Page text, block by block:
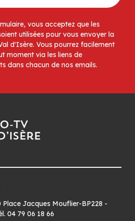
vous acceptez que les
utilisées pour vous envoyer la
d'Isère. Vous pourrez facilement
moment via les liens de
dans chacun de nos emails.
Jacques Mouflier-BP228 -
04 79 06 18 66